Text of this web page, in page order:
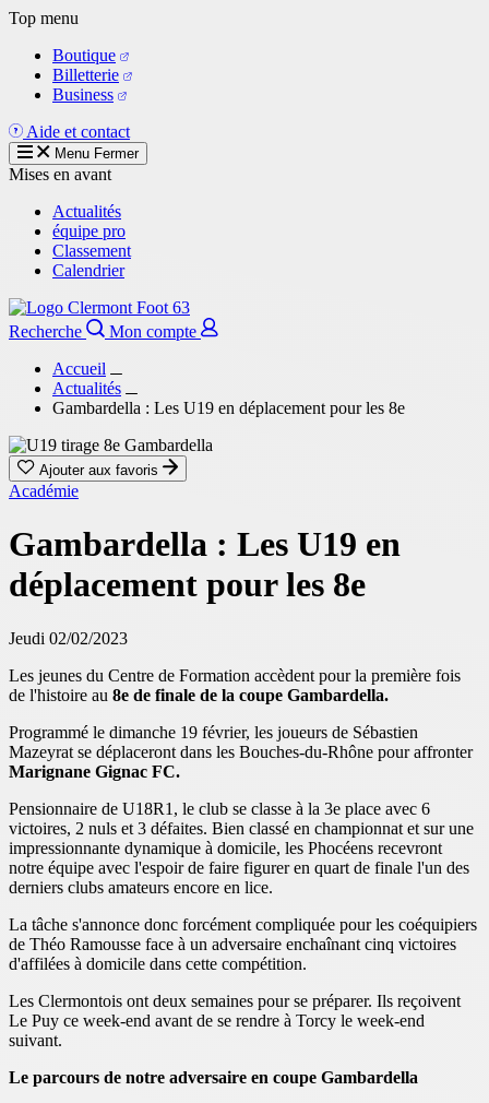
Aller
contenu
principal
Top menu
Boutique
Billetterie
Business
Aide et contact
Menu Fermer
Mises en avant
Actualités
équipe pro
Classement
Calendrier
Recherche
Mon compte
Accueil
Actualités
Gambardella : Les U19 en déplacement pour les 8e
Ajouter aux favoris
Académie
Gambardella : Les U19 en
déplacement pour les 8e
Jeudi 02/02/2023
Les jeunes du Centre de Formation accèdent pour la première fois
de l'histoire au 8e de finale de la coupe Gambardella.
Programmé le dimanche 19 février, les joueurs de Sébastien
Mazeyrat se déplaceront dans les Bouches-du-Rhône pour affronter
Marignane Gignac FC.
Pensionnaire de U18R1, le club se classe à la 3e place avec 6
victoires, 2 nuls et 3 défaites. Bien classé en championnat et sur une
impressionnante dynamique à domicile, les Phocéens recevront
notre équipe avec l'espoir de faire figurer en quart de finale l'un des
derniers clubs amateurs encore en lice.
La tâche s'annonce donc forcément compliquée pour les coéquipiers
de Théo Ramousse face à un adversaire enchaînant cinq victoires
d'affilées à domicile dans cette compétition.
Les Clermontois ont deux semaines pour se préparer. Ils reçoivent
Le Puy ce week-end avant de se rendre à Torcy le week-end
suivant.
Le parcours de notre adversaire en coupe Gambardella